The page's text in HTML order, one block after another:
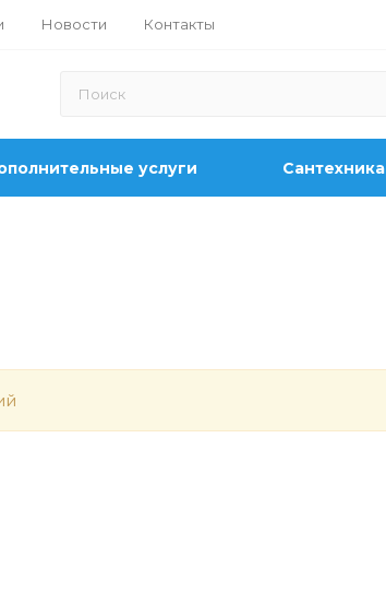
Новости Контакты
услуги Сантехника